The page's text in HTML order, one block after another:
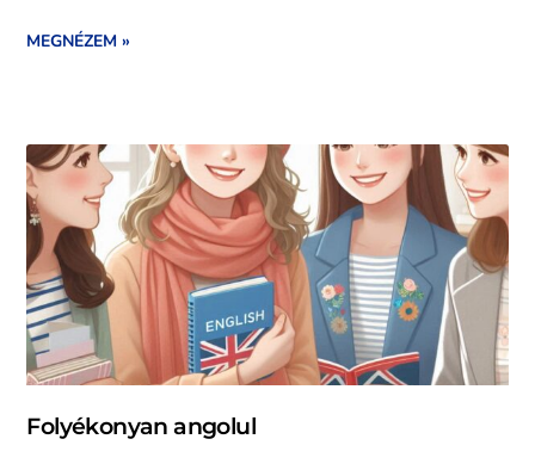
MEGNÉZEM »
Folyékonyan angolul